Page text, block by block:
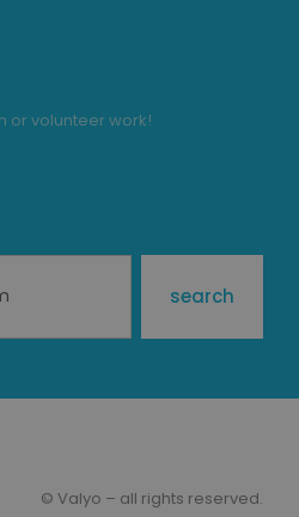
or volunteer work!
search
© Valyo – all rights reserved.